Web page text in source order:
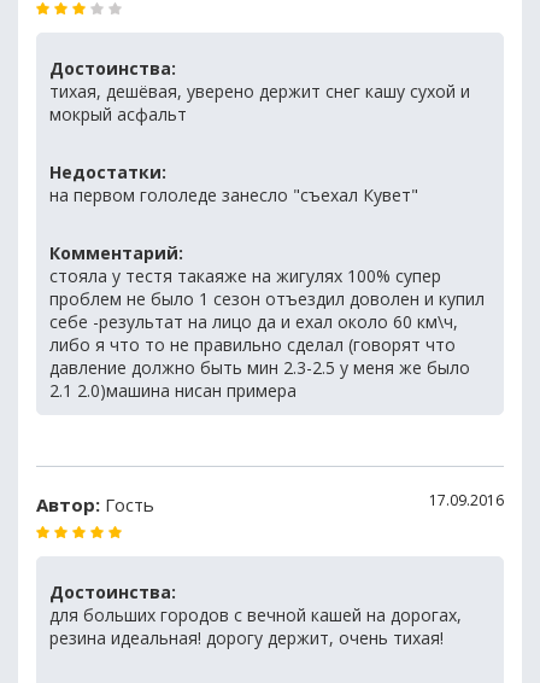
Достоинства:
тихая, дешёвая, уверено держит снег кашу сухой и
мокрый асфальт
Недостатки:
на первом гололеде занесло "съехал Кувет"
Комментарий:
стояла у тестя такаяже на жигулях 100% супер
проблем не было 1 сезон отъездил доволен и купил
себе -результат на лицо да и ехал около 60 км\ч,
либо я что то не правильно сделал (говорят что
давление должно быть мин 2.3-2.5 у меня же было
2.1 2.0)машина нисан примера
Автор: Гость 17.09.2016
Достоинства:
для больших городов с вечной кашей на дорогах,
резина идеальная! дорогу держит, очень тихая!